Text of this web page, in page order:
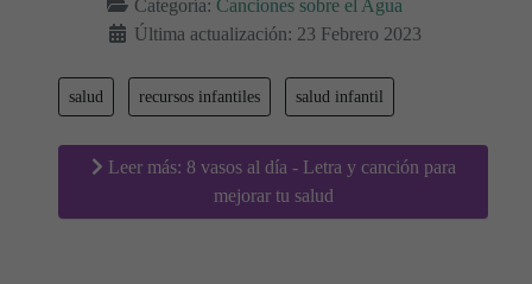
Categoría: Canciones sobre el Agua
Última actualización: 23 Febrero 2023
salud recursos infantiles salud infantil
Leer más: 8 vasos al día - Letra y canción para
mejorar tu salud